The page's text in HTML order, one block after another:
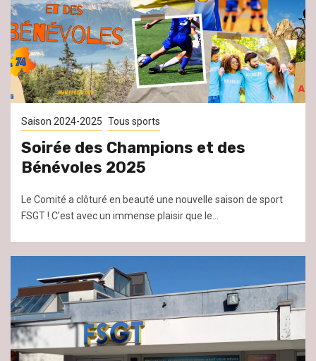
Saison 2024-2025 Tous sports
Soirée des Champions et des
Bénévoles 2025
Le Comité a clôturé en beauté une nouvelle saison de sport
FSGT ! C’est avec un immense plaisir que le...